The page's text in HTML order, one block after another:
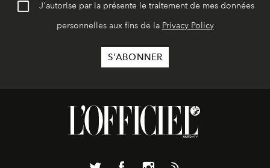
J'autorise par la présente le traitement de mes données
personnelles aux fins de la Privacy Policy